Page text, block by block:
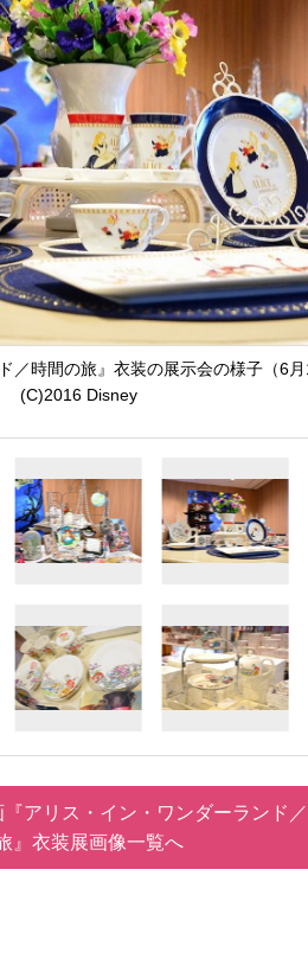
／時間の旅』衣装の展示会の様子（6月
(C)2016 Disney
アリス・イン・ワンダーランド
』衣装展画像一覧へ